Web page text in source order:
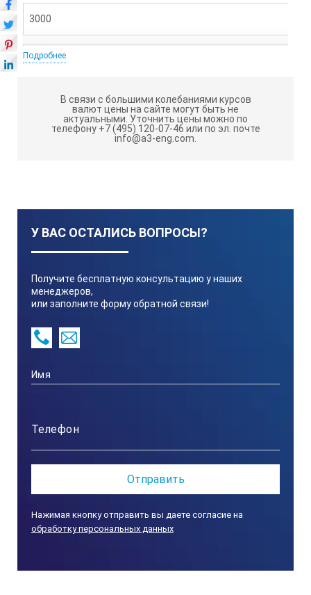
3000
Высокая точность установки и поддержания температуры
для колбонагревателя с электронным контроллером
Наличие встроенной магнитной мешалки
нет
Диапазон температур нагрева, С
до 650 C
да
Подробнее
В связи с большими колебаниями курсов
валют цены на сайте могут быть не
актуальными. Уточнить цены можно по
телефону +7 (495) 120-07-46 или по эл. почте
info@a3-eng.com.
У ВАС ОСТАЛИСЬ ВОПРОСЫ?
Получите бесплатную консультацию у наших
менеджеров,
или заполните форму обратной связи!
Нажимая кнопку отправить вы даете согласие на
обработку персональных данных